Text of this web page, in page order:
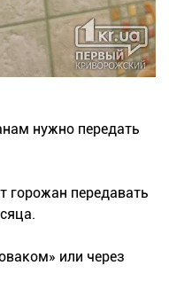
нужно передать
горожан передавать
или через